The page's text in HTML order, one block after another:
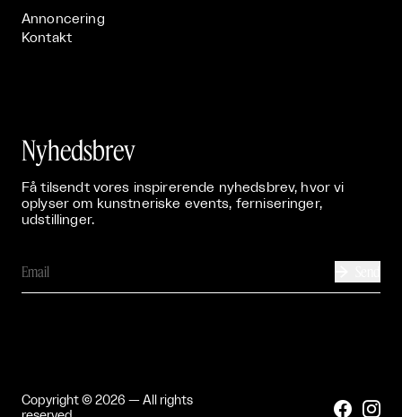
Annoncering
Kontakt
Nyhedsbrev
Få tilsendt vores inspirerende nyhedsbrev, hvor vi
oplyser om kunstneriske events, ferniseringer,
udstillinger.
Copyright © 2026 — All rights
 